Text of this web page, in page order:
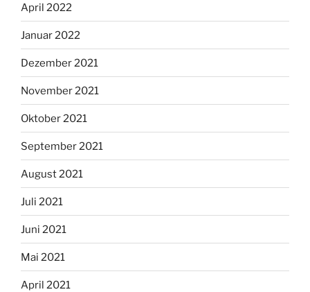
April 2022
Januar 2022
Dezember 2021
November 2021
Oktober 2021
September 2021
August 2021
Juli 2021
Juni 2021
Mai 2021
April 2021